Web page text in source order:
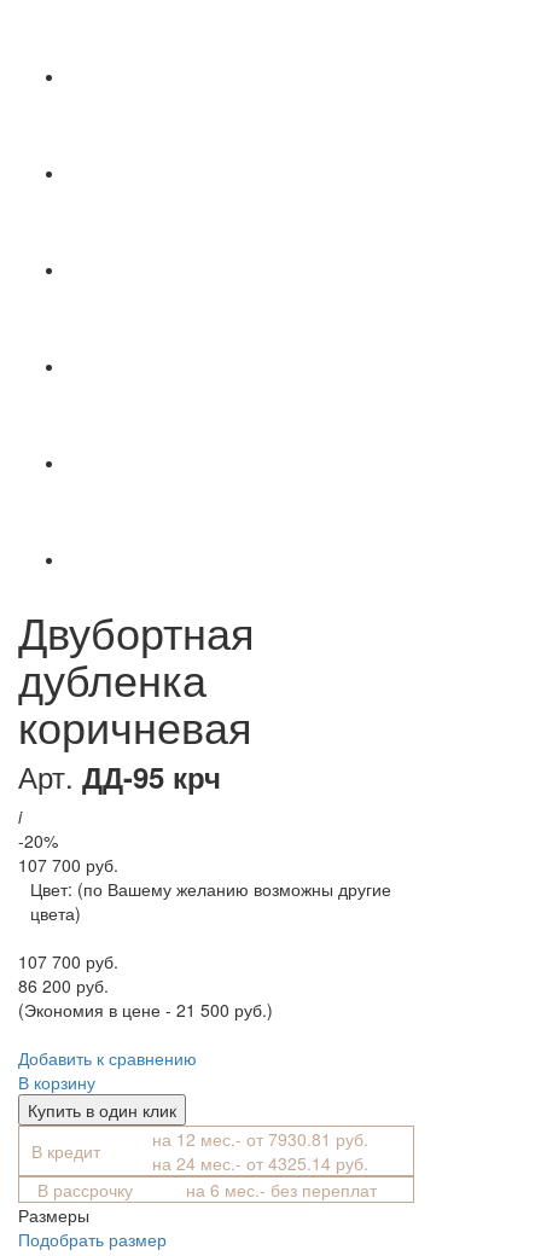
Двубортная
дубленка
коричневая
Арт. ДД-95 крч
i
-20%
107 700 руб.
Цвет: (по Вашему желанию возможны другие
цвета)
107 700 руб.
86 200 руб.
(Экономия в цене - 21 500 руб.)
Добавить к сравнению
В корзину
Купить в один клик
В кредит
на 12 мес.- от 7930.81 руб.
на 24 мес.- от 4325.14 руб.
В рассрочку
на 6 мес.- без переплат
Размеры
Подобрать размер